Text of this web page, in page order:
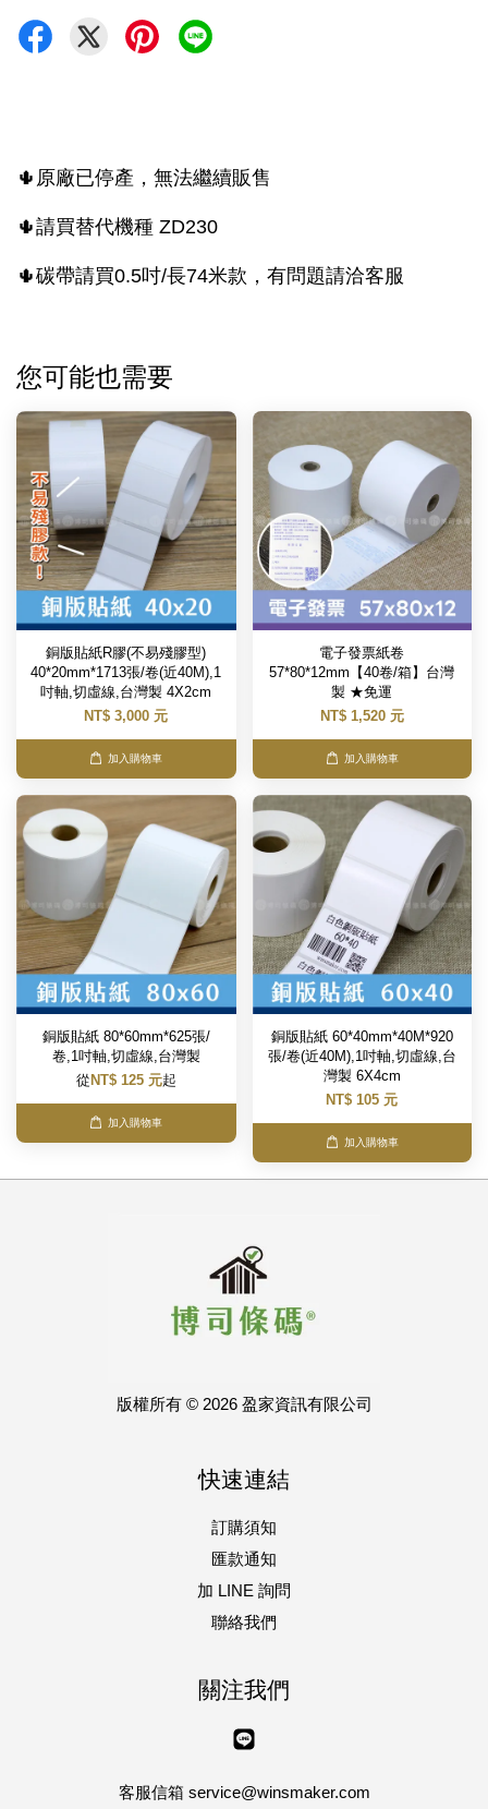
🌵原廠已停產，無法繼續販售
🌵請買替代機種 ZD230
🌵碳帶請買0.5吋/長74米款，有問題請洽客服
您可能也需要
銅版貼紙R膠(不易殘膠型)
40*20mm*1713張/卷(近40M),1
吋軸,切虛線,台灣製 4X2cm
NT$ 3,000 元
加入購物車
電子發票紙卷
57*80*12mm【40卷/箱】台灣
製 ★免運
NT$ 1,520 元
加入購物車
銅版貼紙 80*60mm*625張/
卷,1吋軸,切虛線,台灣製
從 NT$ 125 元起
加入購物車
銅版貼紙 60*40mm*40M*920
張/卷(近40M),1吋軸,切虛線,台
灣製 6X4cm
NT$ 105 元
加入購物車
版權所有 © 2026 盈家資訊有限公司
快速連結
訂購須知
匯款通知
加 LINE 詢問
聯絡我們
關注我們
客服信箱 service@winsmaker.com